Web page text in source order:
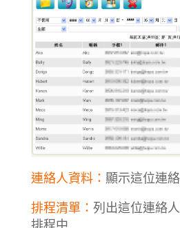
連絡人資料： 顯示這位連
排程清單： 列出這位連絡
排程中